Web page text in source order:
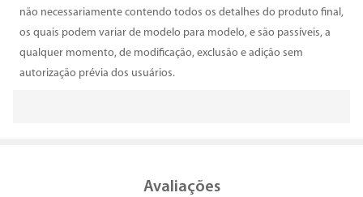
não necessariamente contendo todos os detalhes do produto final,
os quais podem variar de modelo para modelo, e são passíveis, a
qualquer momento, de modificação, exclusão e adição sem
autorização prévia dos usuários.
Avaliações